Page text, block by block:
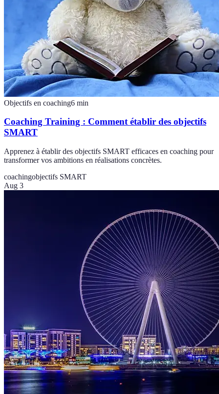
Objectifs en coaching6 min
Coaching Training : Comment établir des objectifs
SMART
Apprenez à établir des objectifs SMART efficaces en coaching pour
transformer vos ambitions en réalisations concrètes.
coachingobjectifs SMART
Aug 3